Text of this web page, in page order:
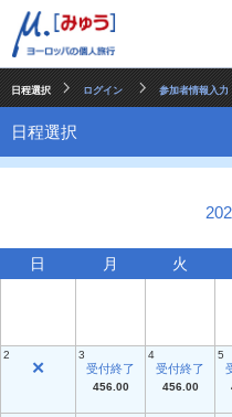
日程選択 ログイン 参加者情報入力
日程選択
日 月 火
2
✕
3
受付終了
456.00
4
受付終了
456.00
5